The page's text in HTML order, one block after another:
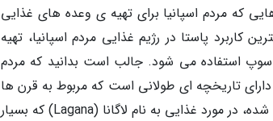
که مردم اسپانیا برای تهیه ی وعده های غذایی
پاستا در رژیم غذایی مردم اسپانیا، تهیه
استفاده می شود. جالب است بدانید که مردم
دارای تاریخچه ای طولانی است که مربوط به قرن ها
پیش است. در یکی از اسناد مربوط به قرن پنجم که در کشور ایتالیا کشف شده، در مورد غذایی به نام لاگانا (Lagana) که بسیار